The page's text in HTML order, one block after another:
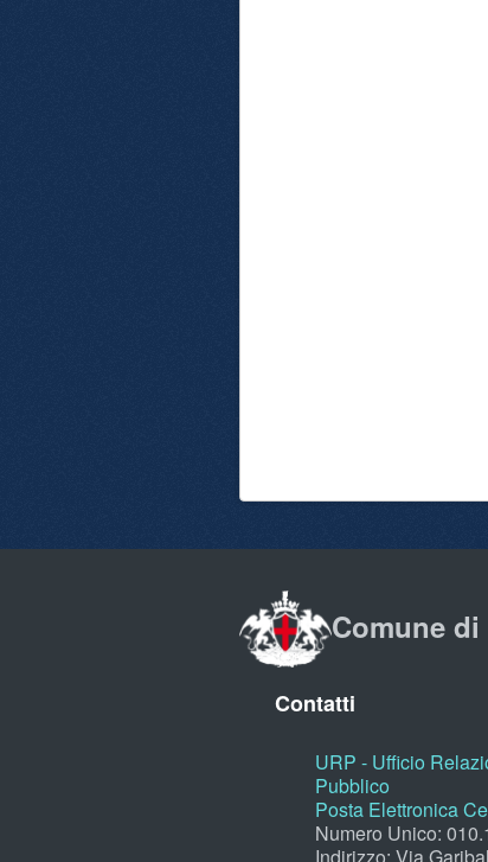
Comune di
Contatti
URP - Ufficio
Pubblico
Posta Elettronica
Numero Unico:
Indirizzo: Via